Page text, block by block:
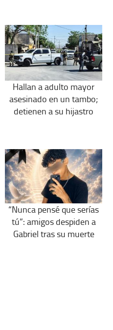
Hallan a adulto mayor
asesinado en un tambo;
detienen a su hijastro
“Nunca pensé que serías
tú”: amigos despiden a
Gabriel tras su muerte